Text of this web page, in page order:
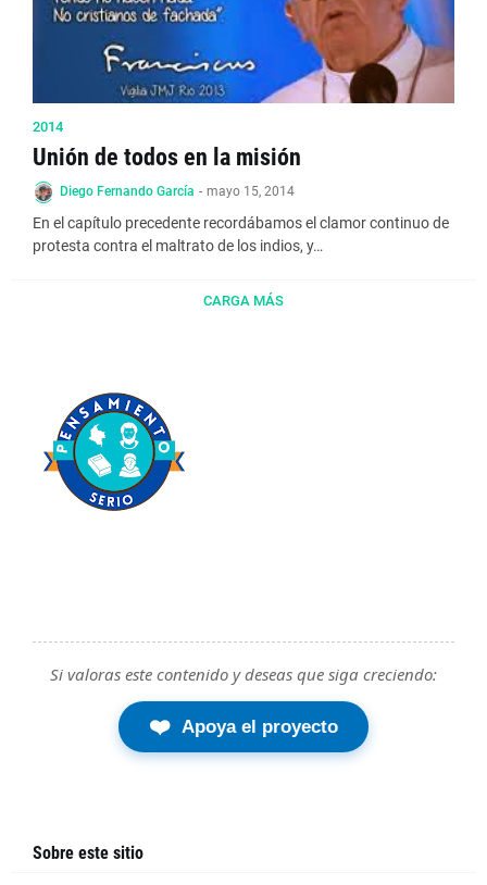
2014
Unión de todos en la misión
Diego Fernando García - mayo 15, 2014
En el capítulo precedente recordábamos el clamor continuo de
protesta contra el maltrato de los indios, y…
CARGA MÁS
Si valoras este contenido y deseas que siga creciendo:
❤️ Apoya el proyecto
Sobre este sitio